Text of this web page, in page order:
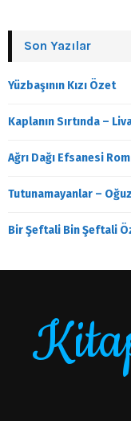
Son Yazılar
Yüzbaşının Kızı Özet
Kaplanın Sırtında –
Ağrı Dağı Efsanesi
Tutunamayanlar –
Bir Şeftali Bin Şeftali